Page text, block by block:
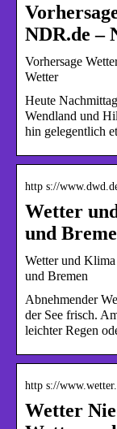
NDR.de –
Vorhersage
Wetter
Heute
Wendland und
hin gelegentlich
http s://
Wetter
und
Wetter und Klima
und Bremen
Abnehmender
der See frisch.
leichter Regen
http s://
Wetter